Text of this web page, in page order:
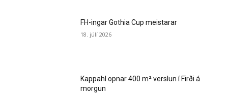
FH-ingar Gothia Cup meistarar
18. júlí 2026
Kappahl opnar 400 m² verslun í Firði á
morgun